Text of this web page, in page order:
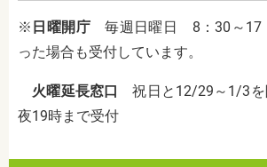
※ 日曜開庁毎週日曜日 8 ：30 ～ 17
った場合も受付しています。
火曜延長窓口 祝日と 12/29 ～ 1/3
夜19時まで受付